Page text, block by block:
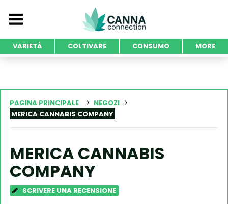
VARIETÀ COLTIVARE CONSUMO MORE
PAGINA PRINCIPALE
NEGOZI
MERICA CANNABIS COMPANY
MERICA CANNABIS
COMPANY
SCRIVERE UNA RECENSIONE